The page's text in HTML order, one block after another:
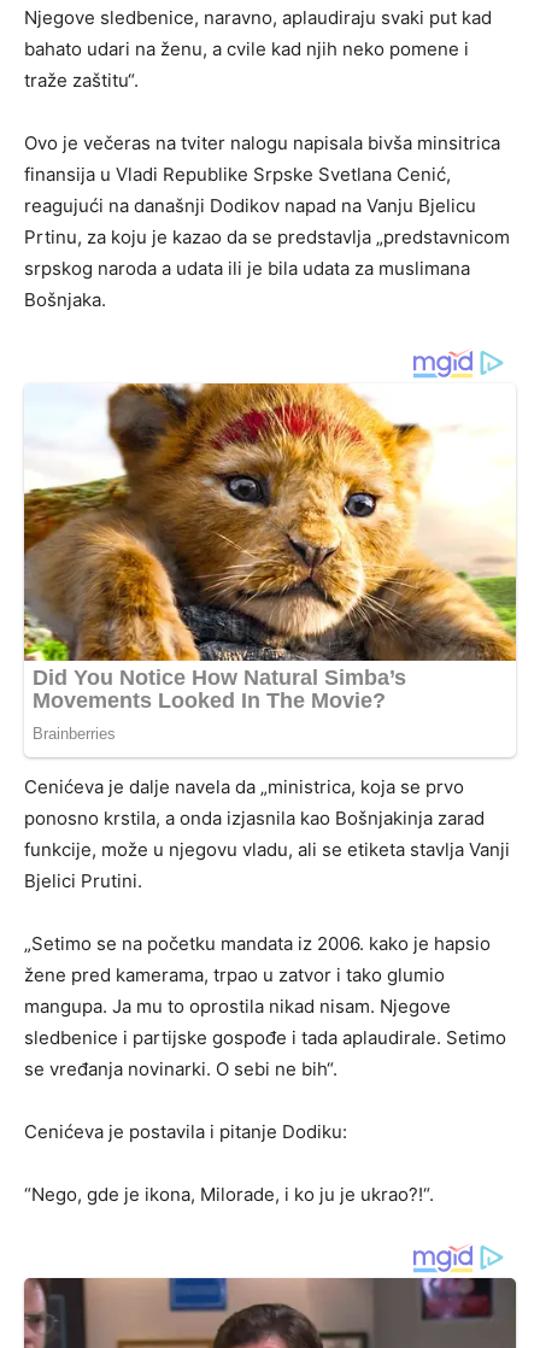
Njegove sledbenice, naravno, aplaudiraju svaki put kad
bahato udari na ženu, a cvile kad njih neko pomene i
traže zaštitu“.
Ovo je večeras na tviter nalogu napisala bivša minsitrica
finansija u Vladi Republike Srpske Svetlana Cenić,
reagujući na današnji Dodikov napad na Vanju Bjelicu
Prtinu, za koju je kazao da se predstavlja „predstavnicom
srpskog naroda a udata ili je bila udata za muslimana
Bošnjaka.
Cenićeva je dalje navela da „ministrica, koja se prvo
ponosno krstila, a onda izjasnila kao Bošnjakinja zarad
funkcije, može u njegovu vladu, ali se etiketa stavlja Vanji
Bjelici Prutini.
„Setimo se na početku mandata iz 2006. kako je hapsio
žene pred kamerama, trpao u zatvor i tako glumio
mangupa. Ja mu to oprostila nikad nisam. Njegove
sledbenice i partijske gospođe i tada aplaudirale. Setimo
se vređanja novinarki. O sebi ne bih“.
Cenićeva je postavila i pitanje Dodiku:
“Nego, gde je ikona, Milorade, i ko ju je ukrao?!“.